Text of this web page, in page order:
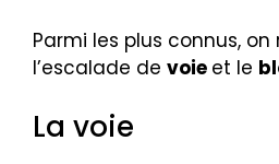
Parmi les plus connus,
l’escalade de voie et le
La voie